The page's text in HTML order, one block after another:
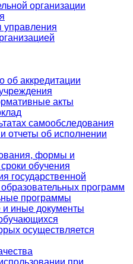
организации
управления
об аккредитации
акты
самообследования
отчеты об исполнении
формы и
обучения
государственной
программ
программы
и иные документы
осуществляется
при